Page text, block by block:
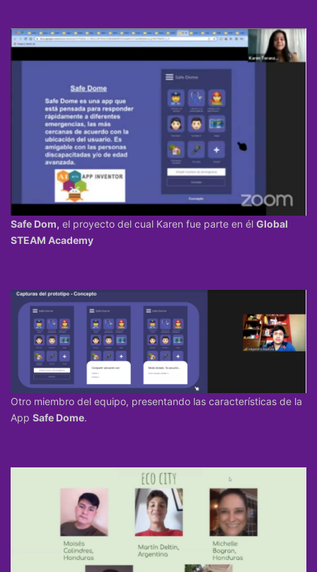
Safe Dom, el proyecto del cual Karen fue parte en él Global
STEAM Academy
Otro miembro del equipo, presentando las características de la
App Safe Dome.